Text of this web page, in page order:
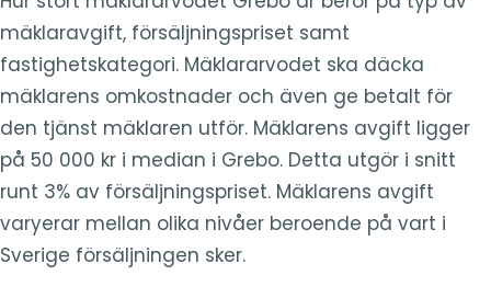
mäklaravgift, försäljningspriset samt
fastighetskategori. Mäklararvodet ska däcka
mäklarens omkostnader och även ge betalt för
den tjänst mäklaren utför. Mäklarens avgift ligger
på 50 000 kr i median i Grebo. Detta utgör i snitt
runt 3% av försäljningspriset. Mäklarens avgift
varyerar mellan olika nivåer beroende på vart i
Sverige försäljningen sker.